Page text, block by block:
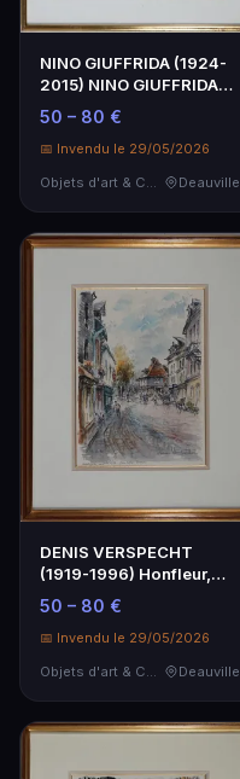
NINO GIUFFRIDA (1924-
2015) NINO GIUFFRIDA
(1924-2015) Vase d…
50 – 80 €
📅 Invendu le 29/05/2026
Objets d'art & Curiosités
Deauville
DENIS VERSPECHT
(1919-1996) Honfleur,
place Arthur Boudin, a…
50 – 80 €
📅 Invendu le 29/05/2026
Objets d'art & Curiosités
Deauville